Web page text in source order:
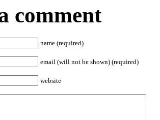
comment
name (required)
email (will not be shown) (required)
website